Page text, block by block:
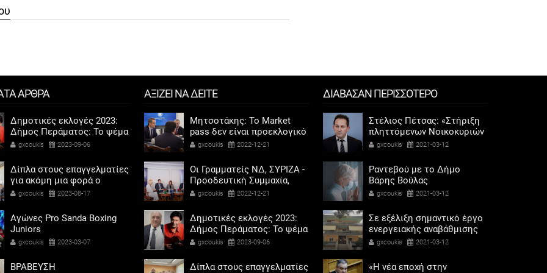
ΑΡΘΡΑ
Δημοτικές εκλογές 2023:
Δήμος Περάματος: Το ψέμα
τελικά έχει κοντά ποδάρια
gxcoukis 2023-09-06
Δίπλα στους επαγγελματίες
για ακόμη μια φορά ο
Αντιδήμαρχος προσόδων
Καψοκόλης
gxcoukis 2023-08-17
Αγώνες Pro Sanda Boxing
Juniors
gxcoukis 2023-03-07
ΒΡΑΒΕΥΣΗ
ΑΞΙΖΕΙ ΝΑ ΔΕΙΤΕ
Μητσοτάκης: Το Market
pass δεν είναι προεκλογικό
αντίδωρο - Ενοχλήθηκαν οι
gxcoukis 2022-12-21
Οι Γραμματείς ΝΔ, ΣΥΡΙΖΑ -
Προοδευτική Συμμαχία,
ΠΑΣΟΚ - Κίνημα Αλλαγής
των γυναικών στην
πολιτική
gxcoukis 2022-12-21
Δημοτικές εκλογές 2023:
Δήμος Περάματος: Το ψέμα
τελικά έχει κοντά ποδάρια
gxcoukis 2023-09-06
Δίπλα στους επαγγελματίες
ΔΙΑΒΑΣΑΝ ΠΕΡΙΣΣΟΤΕΡΟ
Στέλιος Πέτσας: «Στήριξη
πληττόμενων Νοικοκυριών
και Επιχειρήσεων για Χρέη
gxcoukis 2021-03-12
Ραντεβού με το Δήμο
Βάρης Βούλας
Βουλιαγμένης «Ψυχική και
πανδημία»
gxcoukis 2021-03-12
Σε εξέλιξη σημαντικό έργο
ενεργειακής αναβάθμισης
της κοινωνικής δομής
Δήμου Βάρης Βούλας
gxcoukis 2021-03-12
«Η νέα εποχή στην